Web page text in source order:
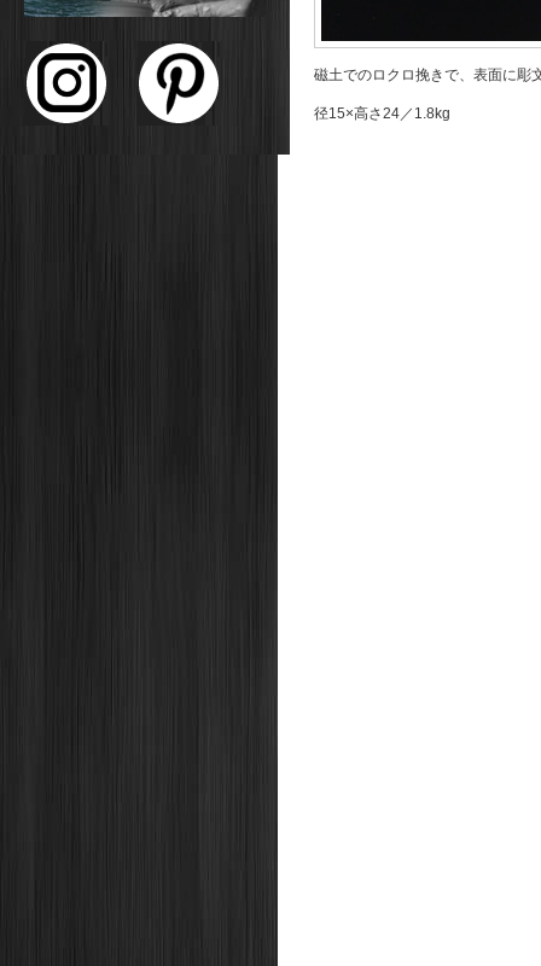
磁土でのロクロ挽きで、表面に彫
径15×高さ24／1.8kg